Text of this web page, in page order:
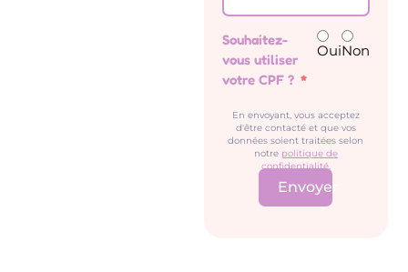
Souhaitez-
vous utiliser
votre CPF ?
OuiNon
En envoyant, vous acceptez
d'être contacté et que vos
données soient traitées selon
notre politique de
confidentialité.
Envoyer